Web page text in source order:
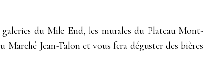
du Mile End, les murales du Plateau Mont-
Marché Jean-Talon et vous fera déguster des bières